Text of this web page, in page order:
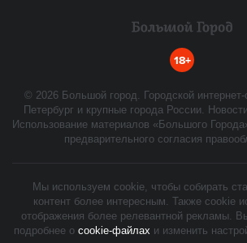
18+
© 2026 Большой город. Городской
Петербург и крупные города России.
Использование материалов «Большого
предварительного согласия
Мы используем cookie, чтобы собирать
контент более интересным. Также cookie
отображения более релевантной рекламы.
подробнее о cookie-файлах и изменить